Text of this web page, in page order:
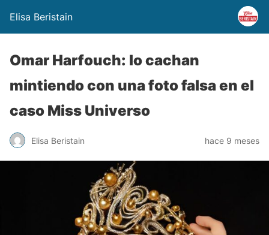
Elisa Beristain
Omar Harfouch: lo cachan
mintiendo con una foto falsa en el
caso Miss Universo
Elisa Beristain hace 9 meses